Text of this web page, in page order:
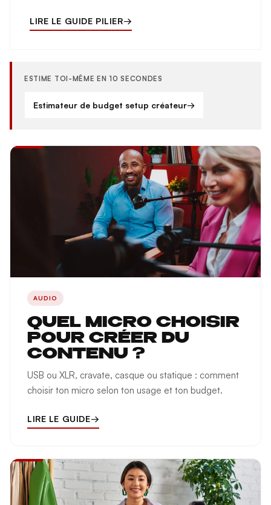
LIRE LE GUIDE PILIER→
ESTIME TOI-MÊME EN 10 SECONDES
Estimateur de budget setup créateur→
AUDIO
QUEL MICRO CHOISIR
POUR CRÉER DU
CONTENU ?
USB ou XLR, cravate, casque ou statique : comment
choisir ton micro selon ton usage et ton budget.
LIRE LE GUIDE→